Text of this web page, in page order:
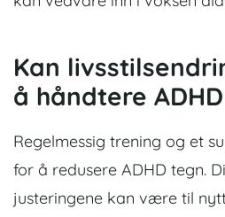
Kan
å håndtere
Regelmessig trening og et
for å redusere ADHD tegn.
justeringene kan være til